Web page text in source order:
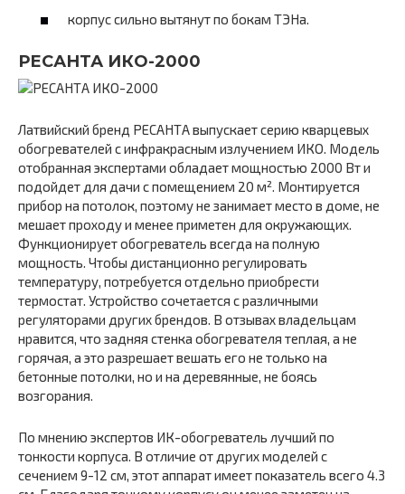
корпус сильно вытянут по бокам ТЭНа.
РЕСАНТА ИКО-2000
Латвийский бренд РЕСАНТА выпускает серию кварцевых
обогревателей с инфракрасным излучением ИКО. Модель
отобранная экспертами обладает мощностью 2000 Вт и
подойдет для дачи с помещением 20 м². Монтируется
прибор на потолок, поэтому не занимает место в доме, не
мешает проходу и менее приметен для окружающих.
Функционирует обогреватель всегда на полную
мощность. Чтобы дистанционно регулировать
температуру, потребуется отдельно приобрести
термостат. Устройство сочетается с различными
регуляторами других брендов. В отзывах владельцам
нравится, что задняя стенка обогревателя теплая, а не
горячая, а это разрешает вешать его не только на
бетонные потолки, но и на деревянные, не боясь
возгорания.
По мнению экспертов ИК-обогреватель лучший по
тонкости корпуса. В отличие от других моделей с
сечением 9-12 см, этот аппарат имеет показатель всего 4.3